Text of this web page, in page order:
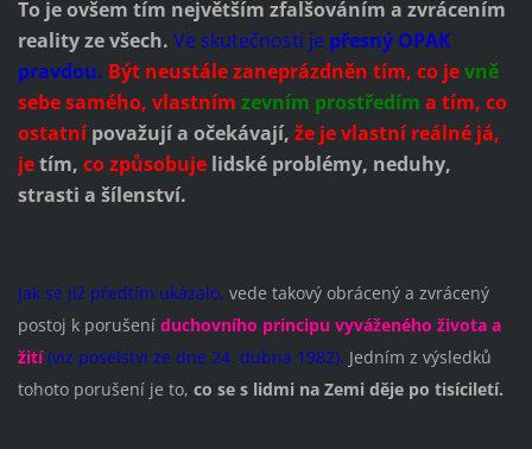
To je ovšem tím největším zfalšováním a zvrácením
reality ze všech. Ve skutečnosti je přesný OPAK
pravdou. Být neustále zaneprázdněn tím, co jevně
sebe samého, vlastním zevním prostředím a tím, co
ostatnípovažují a očekávají, že je vlastní reálné já,
jetím, co způsobuje lidské problémy, neduhy,
strasti a šílenství.
Jak se již předtím ukázalo, vede takový obrácený a zvrácený
postoj k porušení duchovního principu vyváženého života a
žití(viz poselství ze dne 24. dubna 1982). Jedním z výsledků
tohoto porušení je to, co se s lidmi na Zemi děje po tisíciletí.